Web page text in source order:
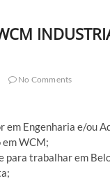
No Comments
em Engenharia e/ou
em WCM;
para trabalhar em